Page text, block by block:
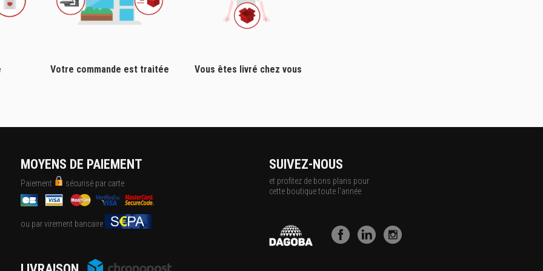
Votre commande est traitée Vous êtes livré chez vous
MOYENS DE PAIEMENT
Paiement sécurisé par carte
ou par virement bancaire
SUIVEZ-NOUS
et profitez de bons plans pour
cette boutique toute l'année